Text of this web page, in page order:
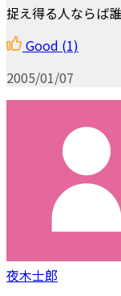
捉え得る人ならば
Good (1)
2005/01/07
夜木士郎